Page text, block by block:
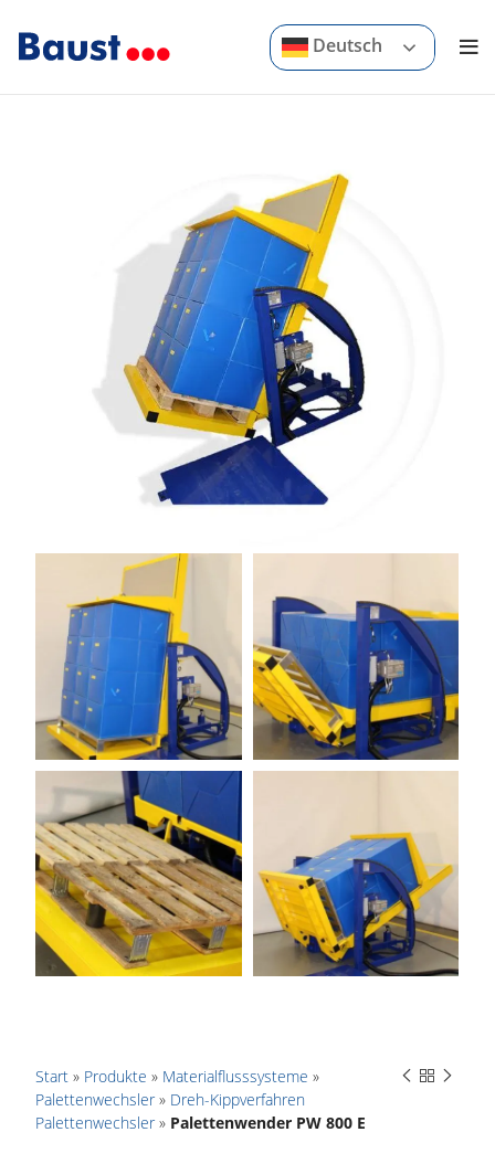
Deutsch
Start » Produkte » Materialflusssysteme »
Palettenwechsler » Dreh-Kippverfahren
Palettenwechsler » Palettenwender PW 800 E